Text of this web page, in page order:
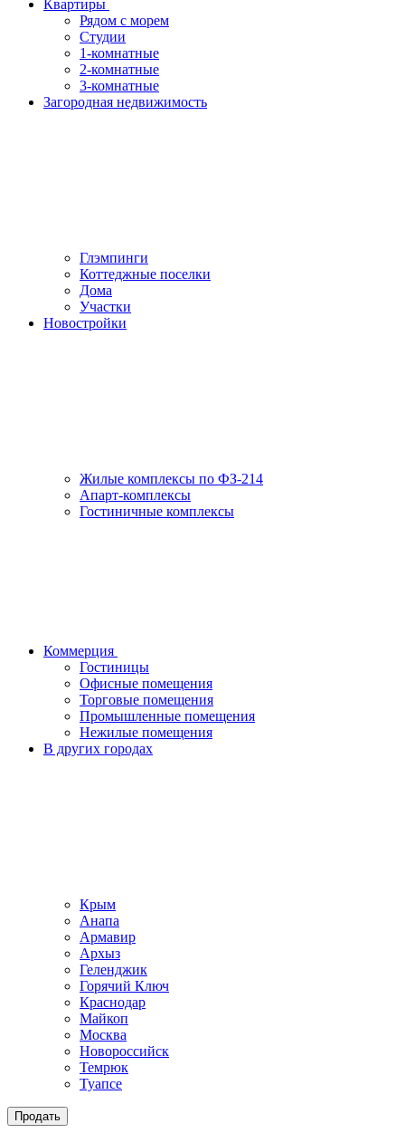
Квартиры
Рядом с морем
Студии
1-комнатные
2-комнатные
3-комнатные
Загородная недвижимость
Глэмпинги
Коттеджные поселки
Дома
Участки
Новостройки
Жилые комплексы по ФЗ-214
Апарт-комплексы
Гостиничные комплексы
Коммерция
Гостиницы
Офисные помещения
Торговые помещения
Промышленные помещения
Нежилые помещения
В других городах
Крым
Анапа
Армавир
Архыз
Геленджик
Горячий Ключ
Краснодар
Майкоп
Москва
Новороссийск
Темрюк
Туапсе
Продать